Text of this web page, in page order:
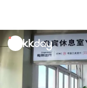
unread
notifications